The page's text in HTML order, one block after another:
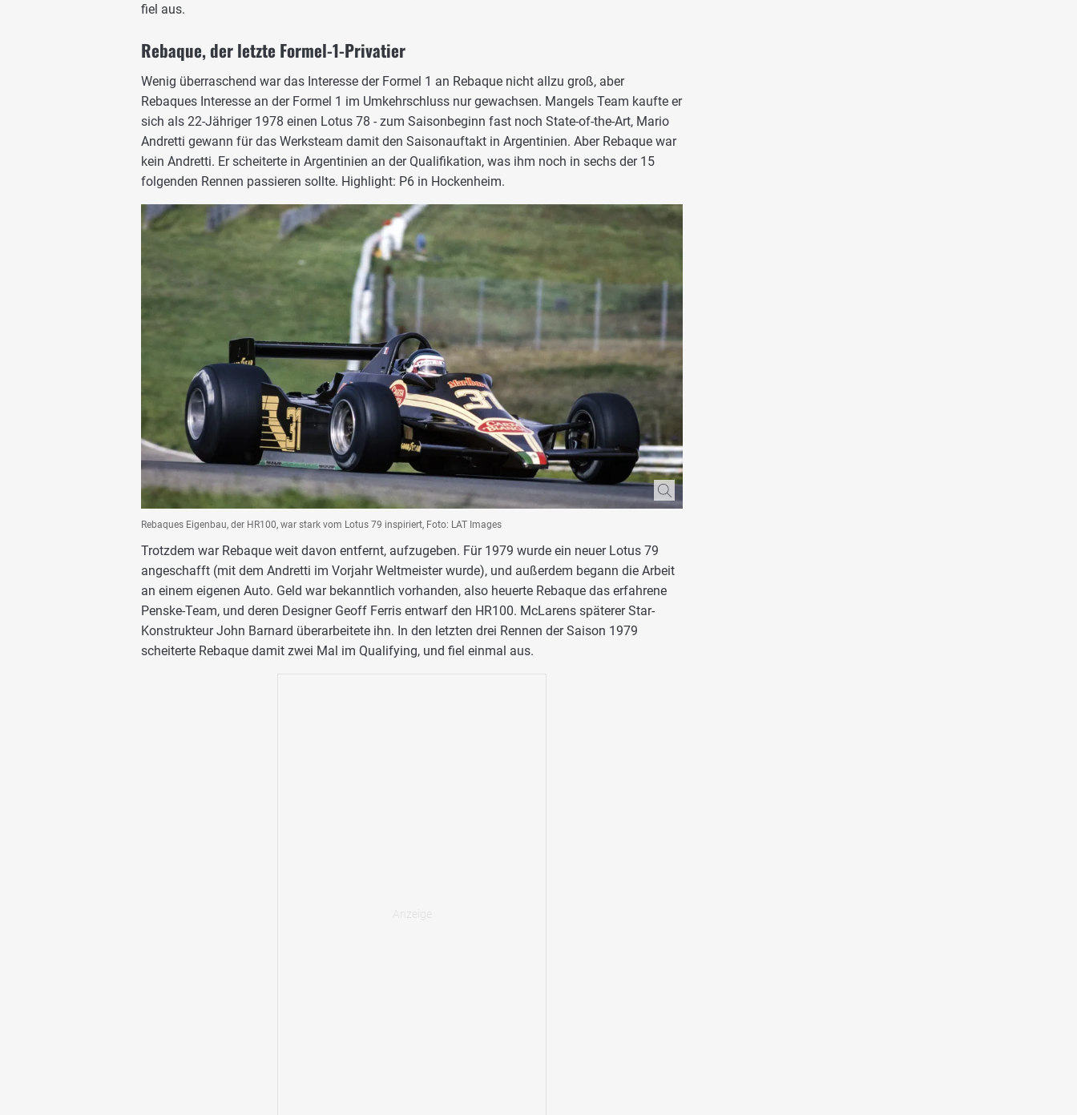
fiel aus.
Rebaque, der letzte Formel-1-Privatier
Wenig überraschend war das Interesse der Formel 1 an Rebaque nicht allzu groß, aber
Rebaques Interesse an der Formel 1 im Umkehrschluss nur gewachsen. Mangels Team kaufte er
sich als 22-Jähriger 1978 einen Lotus 78 - zum Saisonbeginn fast noch State-of-the-Art, Mario
Andretti gewann für das Werksteam damit den Saisonauftakt in Argentinien. Aber Rebaque war
kein Andretti. Er scheiterte in Argentinien an der Qualifikation, was ihm noch in sechs der 15
folgenden Rennen passieren sollte. Highlight: P6 in Hockenheim.
Rebaques Eigenbau, der HR100, war stark vom Lotus 79 inspiriert, Foto: LAT Images
Trotzdem war Rebaque weit davon entfernt, aufzugeben. Für 1979 wurde ein neuer Lotus 79
angeschafft (mit dem Andretti im Vorjahr Weltmeister wurde), und außerdem begann die Arbeit
an einem eigenen Auto. Geld war bekanntlich vorhanden, also heuerte Rebaque das erfahrene
Penske-Team, und deren Designer Geoff Ferris entwarf den HR100. McLarens späterer Star-
Konstrukteur John Barnard überarbeitete ihn. In den letzten drei Rennen der Saison 1979
scheiterte Rebaque damit zwei Mal im Qualifying, und fiel einmal aus.